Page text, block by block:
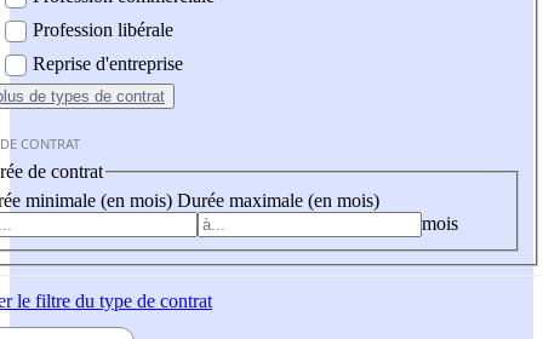
Profession libérale
Reprise d'entreprise
de types de contrat
CONTRAT
de contrat
minimale (en mois) Durée maximale (en mois)
mois
le filtre du type de contrat